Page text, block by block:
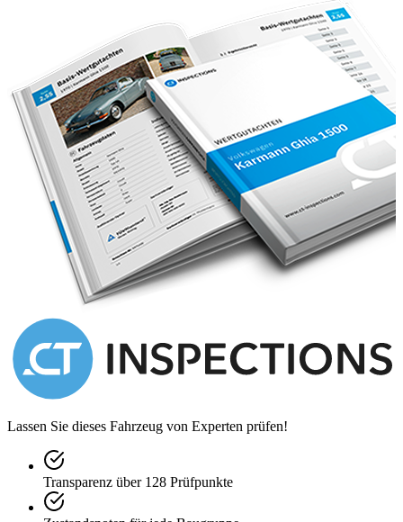
identify the need for a new exhaust manifold which we, of course,
Simply marvellous
Lassen Sie dieses Fahrzeug von Experten prüfen!
Transparenz über 128 Prüfpunkte